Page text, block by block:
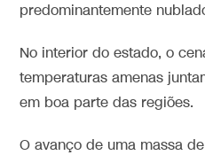
predominantemente
No interior do estado, o
temperaturas amenas
em boa parte das regiões.
O avanço de uma massa